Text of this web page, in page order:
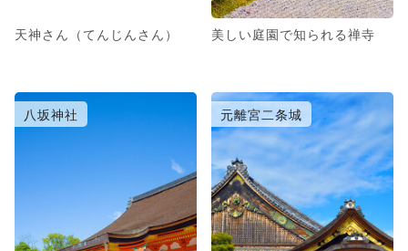
天神さん（てんじんさん） 美しい庭園で知られる禅寺
八坂神社 元離宮二条城